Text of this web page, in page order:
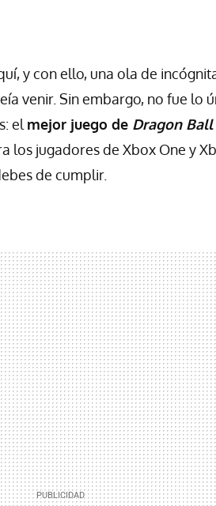
y con ello, una ola de
venir. Sin embargo, no fue lo
el mejor juego de Dragon Ball
los jugadores de Xbox One y
de cumplir.